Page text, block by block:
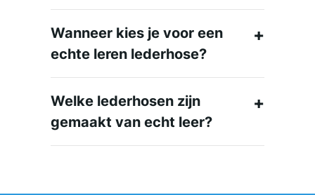
Wanneer kies je voor een
echte leren lederhose?
Welke lederhosen zijn
gemaakt van echt leer?